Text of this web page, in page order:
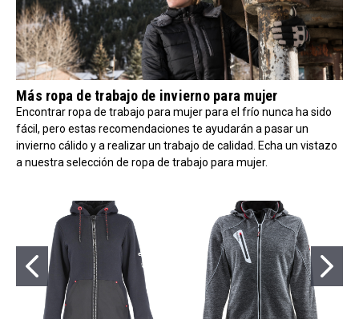
Más ropa de trabajo de invierno para mujer
Encontrar ropa de trabajo para mujer para el frío nunca ha sido
fácil, pero estas recomendaciones te ayudarán a pasar un
invierno cálido y a realizar un trabajo de calidad. Echa un vistazo
a nuestra selección de ropa de trabajo para mujer.